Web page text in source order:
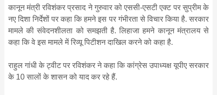
कानून मंत्री रविशंकर प्रसाद ने गुरुवार को एससी-एसटी एक्ट पर सुप्रीम के
नए दिशा निर्देशों पर कहा कि हमने इस पर गंभीरता से विचार किया है. सरकार
मामले की संवेदनशीलता को समझती है. लिहाजा हमने कानून मंत्रालय से
कहा कि वे इस मामले में रिव्यू पिटीशन दाखिल करने को कहा है.
राहुल गांधी के ट्वीट पर रविशंकर ने कहा कि कांग्रेस उपाध्यक्ष यूपीए सरकार
के 10 सालों के शासन को याद कर रहे हैं.